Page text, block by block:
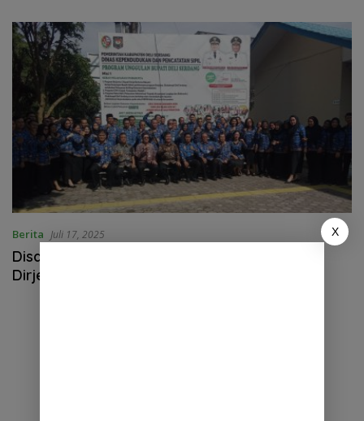
Berita Juli 17, 2025
Disdukcapil Deli Serdang Sambut Kunjungan
Dirjen Dukcapil Kemendagri
X